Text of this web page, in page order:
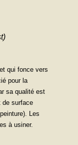
qui fonce vers
pour la
sa qualité est
de surface
Les
à usiner.